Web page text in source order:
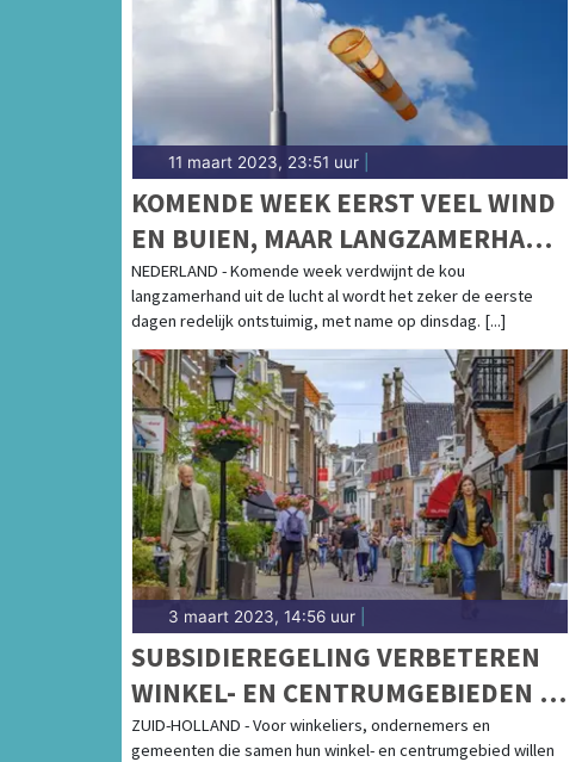
11 maart 2023, 23:51 uur
KOMENDE WEEK EERST VEEL WIND
EN BUIEN, MAAR LANGZAMERHAND
TEMPERATUURSTIJGING
NEDERLAND - Komende week verdwijnt de kou
langzamerhand uit de lucht al wordt het zeker de eerste
dagen redelijk ontstuimig, met name op dinsdag. [...]
3 maart 2023, 14:56 uur
SUBSIDIEREGELING VERBETEREN
WINKEL- EN CENTRUMGEBIEDEN IN
ZUID-HOLLAND OPENGESTELD
ZUID-HOLLAND - Voor winkeliers, ondernemers en
gemeenten die samen hun winkel- en centrumgebied willen